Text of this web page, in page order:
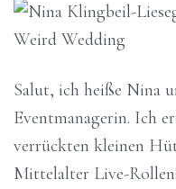
Salut, ich heiße Nina
Eventmanagerin. Ich
verrückten kleinen
Mittelalter Live-